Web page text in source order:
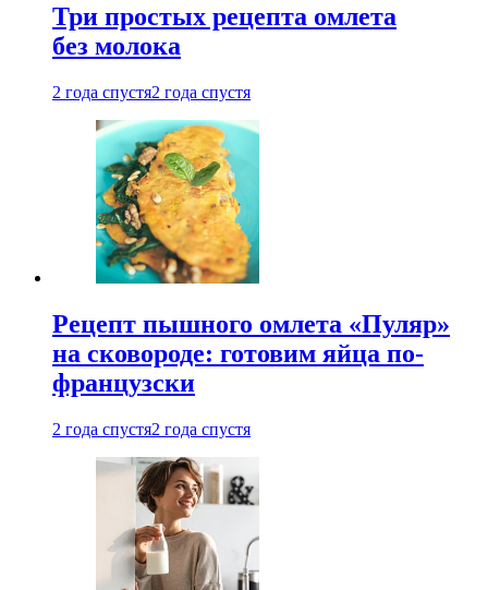
Три простых рецепта омлета
без молока
2 года спустя2 года спустя
Рецепт пышного омлета «Пуляр»
на сковороде: готовим яйца по-
французски
2 года спустя2 года спустя